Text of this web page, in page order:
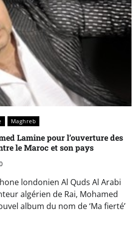
Maghreb
Lamine pour l’ouverture des
le Maroc et son pays
londonien Al Quds Al Arabi
algérien de Rai, Mohamed
album du nom de ‘Ma fierté’